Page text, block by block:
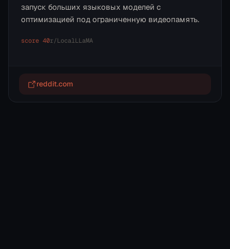
запуск больших языковых моделей с
оптимизацией под ограниченную видеопамять.
score 40r/LocalLLaMA
reddit.com